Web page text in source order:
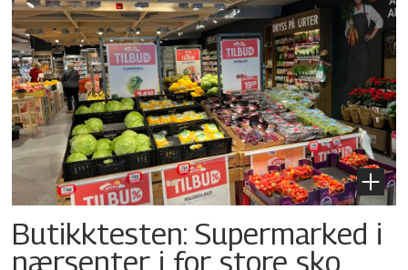
Butikktesten: Supermarked i
nærsenter i for store sko